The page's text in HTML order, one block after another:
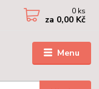
Menu
0 ks
za 0,00 Kč